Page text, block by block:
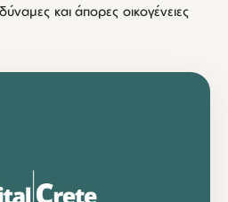
και άπορες οικογένειες